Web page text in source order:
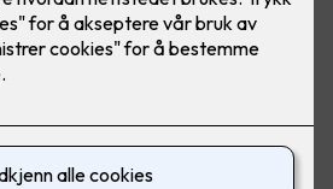
er laget for å ta vare på
annet solceller og strømnettet,
når strømprisene er høye
fornybar energi.